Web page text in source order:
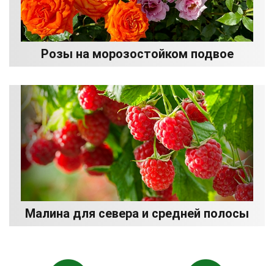
Розы на морозостойком подвое
Малина для севера и средней полосы